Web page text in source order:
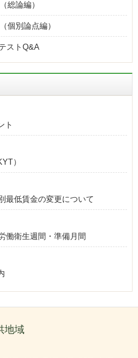
総論編）
個別論点編）
ストQ&A
ト
）
低賃金の変更について
衛生週間・準備月間
地域